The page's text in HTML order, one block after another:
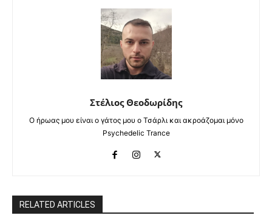
Στέλιος Θεοδωρίδης
Ο ήρωας μου είναι ο γάτος μου ο Τσάρλι και ακροάζομαι μόνο
Psychedelic Trance
RELATED ARTICLES